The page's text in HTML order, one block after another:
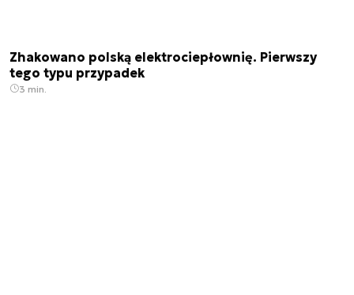
Zhakowano polską elektrociepłownię. Pierwszy
tego typu przypadek
3 min.